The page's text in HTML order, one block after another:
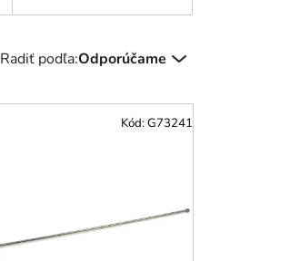
Radiť podľa:Odporúčame
Kód:G73241